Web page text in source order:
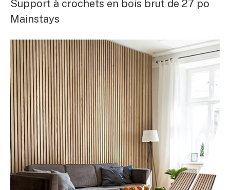
Support à crochets en bois brut de 27 po
Mainstays